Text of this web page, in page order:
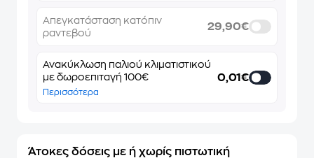
Απεγκατάσταση κατόπιν
ραντεβού
29,90€
Ανακύκλωση παλιού κλιματιστικού
με δωροεπιταγή 100€
Περισσότερα
0,01€
Άτοκες δόσεις με ή χωρίς πιστωτική